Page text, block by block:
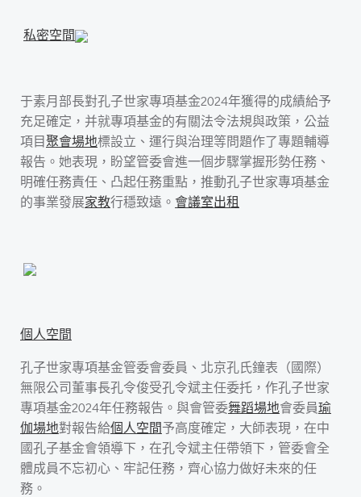
私密空間
于素月部長對孔子世家專項基金2024年獲得的成績給予
充足確定，并就專項基金的有關法令法規與政策，公益
項目聚會場地標設立、運行與治理等問題作了專題輔導
報告。她表現，盼望管委會進一個步驟掌握形勢任務、
明確任務責任、凸起任務重點，推動孔子世家專項基金
的事業發展家教行穩致遠。 會議室出租
個人空間
孔子世家專項基金管委會委員、北京孔氏鐘表（國際）
無限公司董事長孔令俊受孔令斌主任委托，作孔子世家
專項基金2024年任務報告。與會管委舞蹈場地會委員瑜
伽場地對報告給個人空間予高度確定，大師表現，在中
國孔子基金會領導下，在孔令斌主任帶領下，管委會全
體成員不忘初心、牢記任務，齊心協力做好未來的任
務。